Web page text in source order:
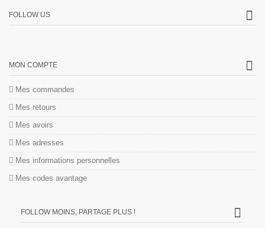
FOLLOW US
MON COMPTE
Mes commandes
Mes retours
Mes avoirs
Mes adresses
Mes informations personnelles
Mes codes avantage
FOLLOW MOINS, PARTAGE PLUS !